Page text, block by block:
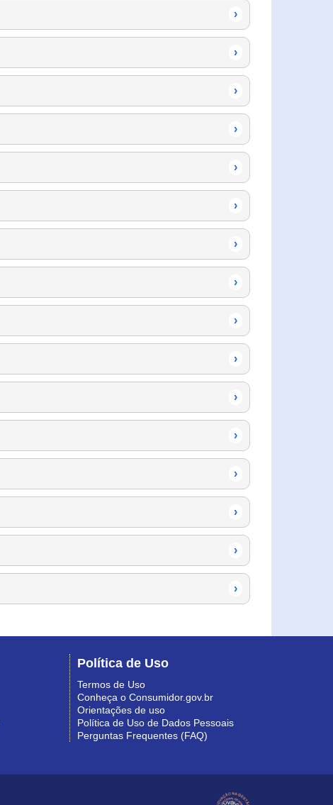
›
›
›
›
›
›
›
›
›
›
›
›
›
›
›
›
Política de Uso
Termos de Uso
Conheça o Consumidor.gov.br
Orientações de uso
Política de Uso de Dados Pessoais
Perguntas Frequentes (FAQ)